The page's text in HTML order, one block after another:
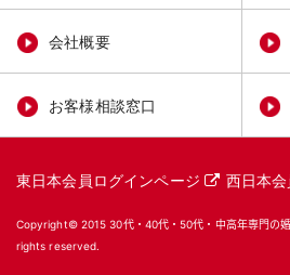
会社概要
お客様相談窓口
東日本会員ログインページ 西日本
Copyright© 201530代・40代・50代・中高年専門の
rights reserved.